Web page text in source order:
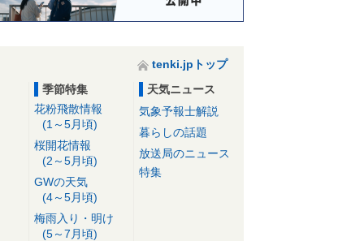
tenki.jpトップ
季節特集
花粉飛散情報
(1～5月頃)
桜開花情報
(2～5月頃)
GWの天気
(4～5月頃)
梅雨入り・明け
(5～7月頃)
天気ニュース
気象予報士解説
暮らしの話題
放送局のニュース
特集